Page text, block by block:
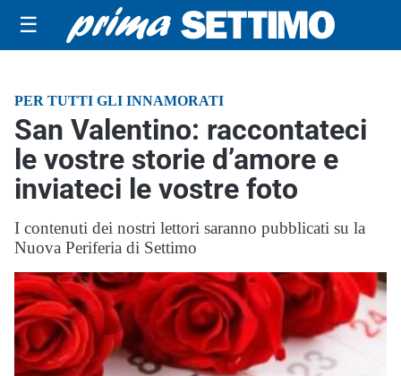
☰
PER TUTTI GLI INNAMORATI
San Valentino: raccontateci
le vostre storie d’amore e
inviateci le vostre foto
I contenuti dei nostri lettori saranno pubblicati su la
Nuova Periferia di Settimo